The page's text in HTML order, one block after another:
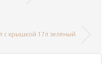
с крышкой 17л зелёный